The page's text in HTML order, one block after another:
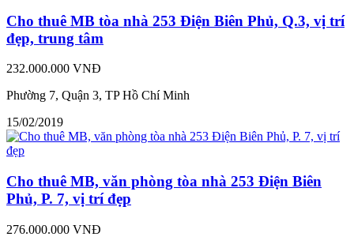
Cho thuê MB tòa nhà 253 Điện Biên Phủ, Q.3, vị trí
đẹp, trung tâm
232.000.000 VNĐ
Phường 7, Quận 3, TP Hồ Chí Minh
15/02/2019
Cho thuê MB, văn phòng tòa nhà 253 Điện Biên
Phủ, P. 7, vị trí đẹp
276.000.000 VNĐ